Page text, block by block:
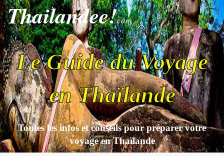
Thailandee!com
Le Guide du Voyage
en Thaïlande
Toutes les infos et conseils pour préparer votre
voyage en Thaïlande